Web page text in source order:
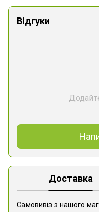
Відгуки
Доставка
Самовивіз з нашого